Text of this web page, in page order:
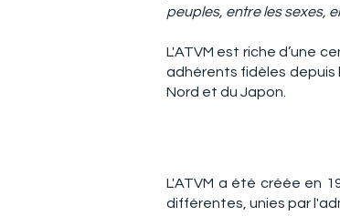
peuples, entre les sexes,
L'ATVM est riche d’une
adhérents fidèles depuis
Nord et du Japon.
L'ATVM a été créée en
différentes, unies par